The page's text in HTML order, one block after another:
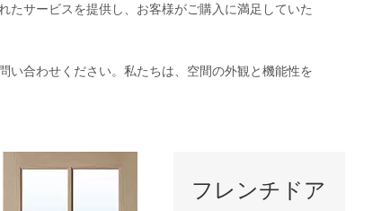
たサービスを提供し、お客様がご購入に満足していた
い合わせください。私たちは、空間の外観と機能性を
フレンチドア